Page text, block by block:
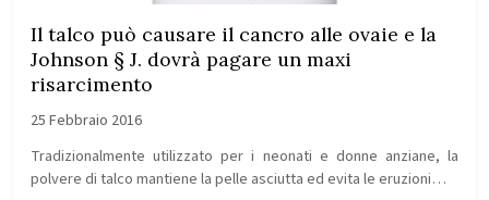
Il talco può causare il cancro alle ovaie e la
Johnson § J. dovrà pagare un maxi
risarcimento
25 Febbraio 2016
Tradizionalmente utilizzato per i neonati e donne anziane, la
polvere di talco mantiene la pelle asciutta ed evita le eruzioni…